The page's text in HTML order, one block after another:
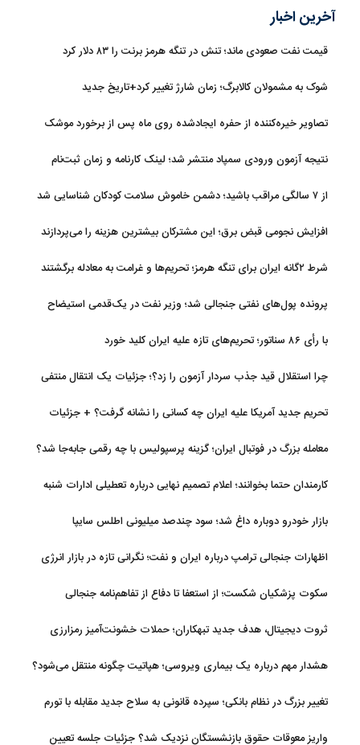
آخرین اخبار
قیمت نفت صعودی ماند؛ تنش در تنگه هرمز برنت را ۸۳ دلار کرد
شوک به مشمولان کالابرگ؛ زمان شارژ تغییر کرد+تاریخ جدید
تصاویر خیره‌کننده از حفره ایجادشده روی ماه پس از برخورد موشک
نتیجه آزمون ورودی سمپاد منتشر شد؛ لینک کارنامه و زمان ثبت‌نام
از ۷ سالگی مراقب باشید؛ دشمن خاموش سلامت کودکان شناسایی شد
افزایش نجومی قبض برق؛ این مشترکان بیشترین هزینه را می‌پردازند
شرط ۲گانه ایران برای تنگه هرمز؛ تحریم‌ها و غرامت به معادله برگشتند
پرونده پول‌های نفتی جنجالی شد؛ وزیر نفت در یک‌قدمی استیضاح
با رأی ۸۶ سناتور؛ تحریم‌های تازه علیه ایران کلید خورد
چرا استقلال قید جذب سردار آزمون را زد؟؛ جزئیات یک انتقال منتفی
تحریم جدید آمریکا علیه ایران چه کسانی را نشانه گرفت؟ + جزئیات
معامله بزرگ در فوتبال ایران؛ گزینه پرسپولیس با چه رقمی جابه‌جا شد؟
کارمندان حتما بخوانند؛ اعلام تصمیم نهایی درباره تعطیلی ادارات شنبه
بازار خودرو دوباره داغ شد؛ سود چندصد میلیونی اطلس سایپا
اظهارات جنجالی ترامپ درباره ایران و نفت؛ نگرانی تازه در بازار انرژی
سکوت پزشکیان شکست؛ از استعفا تا دفاع از تفاهم‌نامه جنجالی
ثروت دیجیتال، هدف جدید تبهکاران؛ حملات خشونت‌آمیز رمزارزی
هشدار مهم درباره یک بیماری ویروسی؛ هپاتیت چگونه منتقل می‌شود؟
تغییر بزرگ در نظام بانکی؛ سپرده قانونی به سلاح جدید مقابله با تورم
واریز معوقات حقوق بازنشستگان نزدیک شد؟ جزئیات جلسه تعیین